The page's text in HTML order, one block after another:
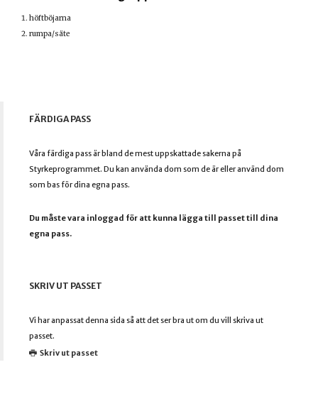
höftböjarna
rumpa/säte
FÄRDIGA PASS
Våra färdiga pass är bland de mest uppskattade sakerna på
Styrkeprogrammet. Du kan använda dom som de är eller använd dom
som bas för dina egna pass.
Du måste vara inloggad för att kunna lägga till passet till dina
egna pass.
SKRIV UT PASSET
Vi har anpassat denna sida så att det ser bra ut om du vill skriva ut
passet.
Skriv ut passet